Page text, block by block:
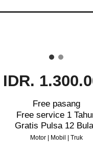
IDR.
Free pasang
Free service 1
Gratis Pulsa 12
Motor | Mobil | Truk